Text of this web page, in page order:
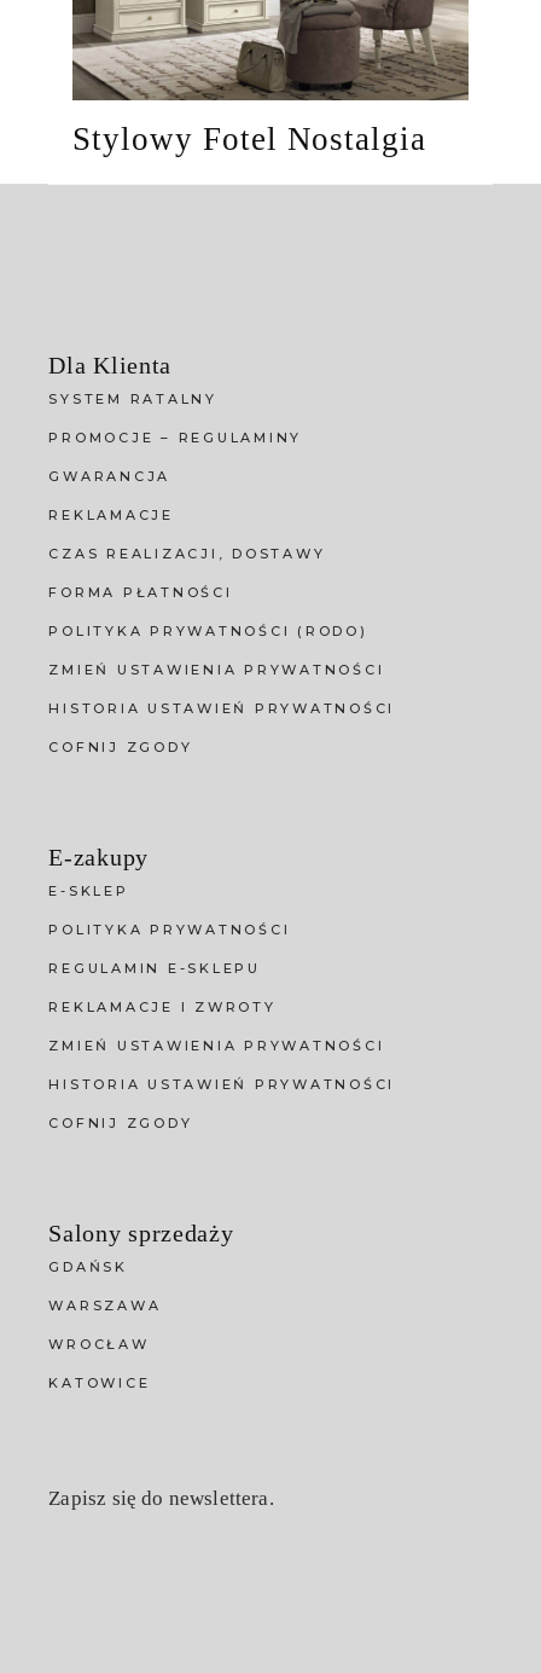
Stylowy Fotel Nostalgia
Dla Klienta
SYSTEM RATALNY
PROMOCJE – REGULAMINY
GWARANCJA
REKLAMACJE
CZAS REALIZACJI, DOSTAWY
FORMA PŁATNOŚCI
POLITYKA PRYWATNOŚCI (RODO)
ZMIEŃ USTAWIENIA PRYWATNOŚCI
HISTORIA USTAWIEŃ PRYWATNOŚCI
COFNIJ ZGODY
E-zakupy
E-SKLEP
POLITYKA PRYWATNOŚCI
REGULAMIN E-SKLEPU
REKLAMACJE I ZWROTY
ZMIEŃ USTAWIENIA PRYWATNOŚCI
HISTORIA USTAWIEŃ PRYWATNOŚCI
COFNIJ ZGODY
Salony sprzedaży
GDAŃSK
WARSZAWA
WROCŁAW
KATOWICE
Zapisz się do newslettera.